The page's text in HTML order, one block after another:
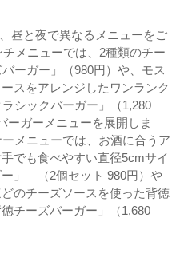
昼と夜で異なるメニューをご
メニューでは、2種類のチー
ーガー」（980円）や、モス
スをアレンジしたワンランク
シックバーガー」（1,280
ーガーメニューを展開しま
メニューでは、お酒に合うア
でも食べやすい直径5cmサイ
ー」 （2個セット 980円）や
のチーズソースを使った背徳
チーズバーガー」（1,680